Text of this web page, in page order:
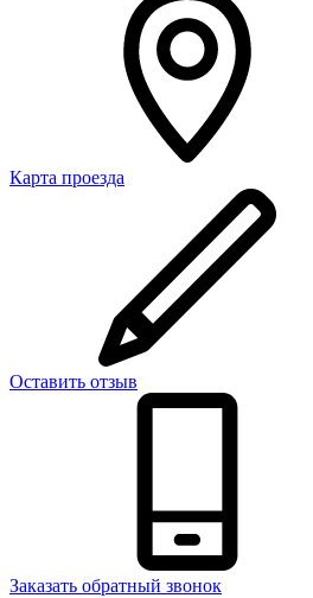
Карта проезда
Оставить отзыв
Заказать обратный звонок